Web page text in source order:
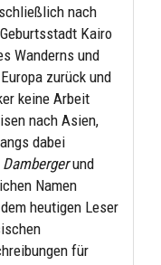
nach
Kairo
Wanderns und
zurück und
keine Arbeit
nach Asien,
dabei
Dambergerund
Namen
heutigen Leser
für